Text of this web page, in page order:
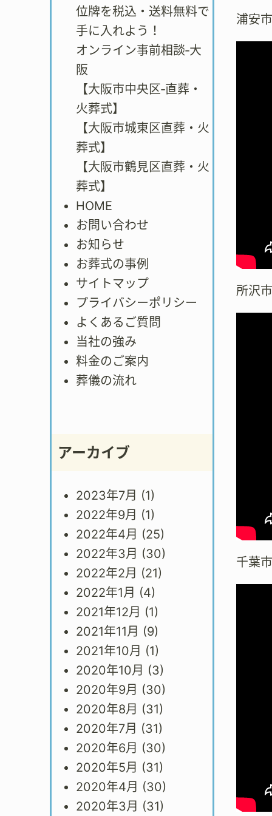
位牌を税込・送料無料で
手に入れよう！
オンライン事前相談‐大
阪
【大阪市中央区‐直葬・
火葬式】
【大阪市城東区直葬・火
葬式】
【大阪市鶴見区直葬・火
葬式】
HOME
お問い合わせ
お知らせ
お葬式の事例
サイトマップ
プライバシーポリシー
よくあるご質問
当社の強み
料金のご案内
葬儀の流れ
アーカイブ
2023年7月 (1)
2022年9月 (1)
2022年4月 (25)
2022年3月 (30)
2022年2月 (21)
2022年1月 (4)
2021年12月 (1)
2021年11月 (9)
2021年10月 (1)
2020年10月 (3)
2020年9月 (30)
2020年8月 (31)
2020年7月 (31)
2020年6月 (30)
2020年5月 (31)
2020年4月 (30)
2020年3月 (31)
浦安
所沢
千葉